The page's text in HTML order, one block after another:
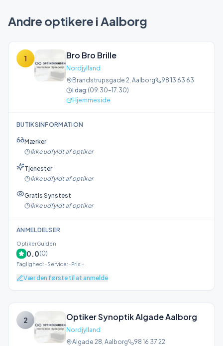
Andre optikere i Aalborg
1 Bro Bro Brille
Nordjylland
Brandstrupsgade 2 Aalborg
98 13 63 63
I dag:(09.30–17.30)
Hjemmeside
BUTIKSINFORMATION
Mærker
Ikke udfyldt af optiker
Tjenester
Ikke udfyldt af optiker
Gratis Synstest
Ikke udfyldt af optiker
ANMELDELSER
OptikerGuiden
0.0(0)
Faglighed:–Service:–Pris:–
Vær den første til at anmelde
2 Optiker Synoptik Algade Aalborg
Nordjylland
Algade 28 Aalborg
98 16 37 22